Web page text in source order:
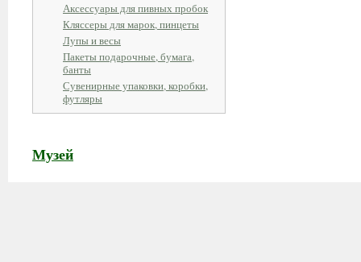
Аксессуары для пивных пробок
Кляссеры для марок, пинцеты
Лупы и весы
Пакеты подарочные, бумага,
банты
Сувенирные упаковки, коробки,
футляры
Музей